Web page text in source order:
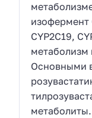
изофермент
CYP2C19,
метаболизм
Основными